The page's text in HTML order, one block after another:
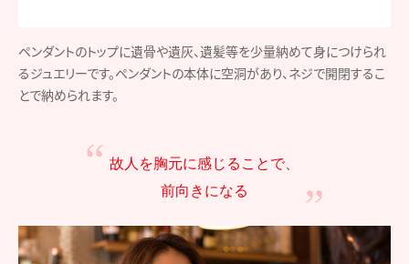
ペンダントのトップに遺骨や遺灰、遺髪等を少量納めて身につけられ
るジュエリーです。ペンダントの本体に空洞があり、ネジで開閉するこ
とで納められます。
故人を胸元に感じることで、
前向きになる